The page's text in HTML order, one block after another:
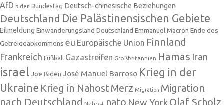
AfD biden Bundestag Deutsch-chinesische Beziehungen
Deutschland Die Palästinensischen Gebiete
Eilmeldung Einwanderungsland Deutschland Emmanuel Macron Ende des
Getreideabkommens eu Europäische Union Finnland
Frankreich Fußball Gazastreifen Großbritannien Hamas Iran
israel Joe Biden José Manuel Barroso Krieg in der
Ukraine Krieg in NahostMerz Migration Migration
nach Deutschland
nato New YorkOlaf Scholz